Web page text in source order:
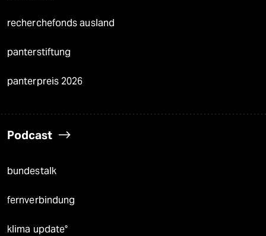
recherchefonds ausland
panterstiftung
panterpreis 2026
Podcast
bundestalk
fernverbindung
klima update°